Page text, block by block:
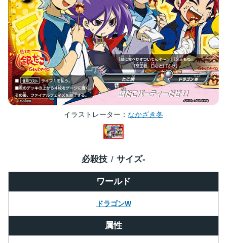
イラストレーター なかざき冬
ワールド
ドラゴンW
必殺技 サイズ-
属性